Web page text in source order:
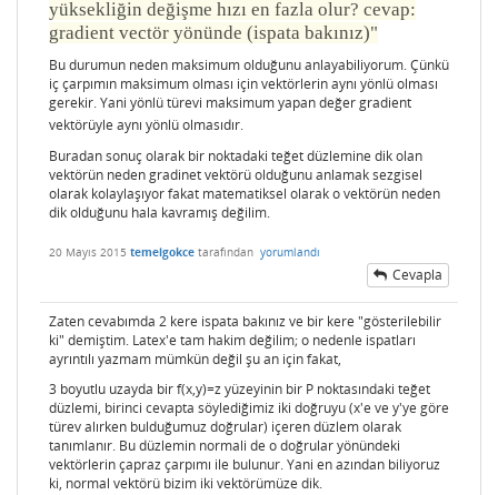
yüksekliğin değişme hızı en fazla olur? cevap:
gradient vectör yönünde (ispata bakınız)"
Bu durumun neden maksimum olduğunu anlayabiliyorum. Çünkü
iç çarpımın maksimum olması için vektörlerin aynı yönlü olması
gerekir. Yani yönlü türevi maksimum yapan değer gradient
vektörüyle aynı yönlü olmasıdır.
Buradan sonuç olarak bir noktadaki teğet düzlemine dik olan
vektörün neden gradinet vektörü olduğunu anlamak sezgisel
olarak kolaylaşıyor fakat matematiksel olarak o vektörün neden
dik olduğunu hala kavramış değilim.
20 Mayıs 2015 temelgokce tarafından yorumlandı
Cevapla
Zaten cevabımda 2 kere ispata bakınız ve bir kere "gösterilebilir
ki" demiştim. Latex'e tam hakim değilim; o nedenle ispatları
ayrıntılı yazmam mümkün değil şu an için fakat,
3 boyutlu uzayda bir f(x,y)=z yüzeyinin bir P noktasındaki teğet
düzlemi, birinci cevapta söylediğimiz iki doğruyu (x'e ve y'ye göre
türev alırken bulduğumuz doğrular) içeren düzlem olarak
tanımlanır. Bu düzlemin normali de o doğrular yönündeki
vektörlerin çapraz çarpımı ile bulunur. Yani en azından biliyoruz
ki, normal vektörü bizim iki vektörümüze dik.